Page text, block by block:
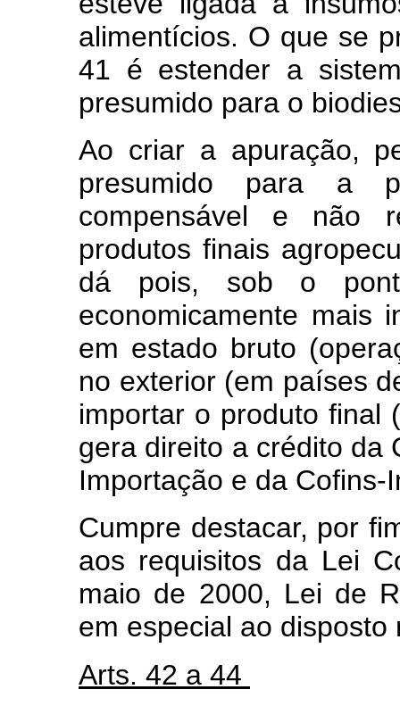
alimentícios. O que se
41 é estender a
presumido para o
Ao criar a apuração,
presumido para a
compensável e não
produtos finais
dá pois, sob o
economicamente mais
em estado bruto
no exterior (em países
importar o produto final
gera direito a crédito da
Importação e da
Cumpre destacar, por
aos requisitos da Lei
maio de 2000, Lei de
em especial ao
Arts. 42 a 44